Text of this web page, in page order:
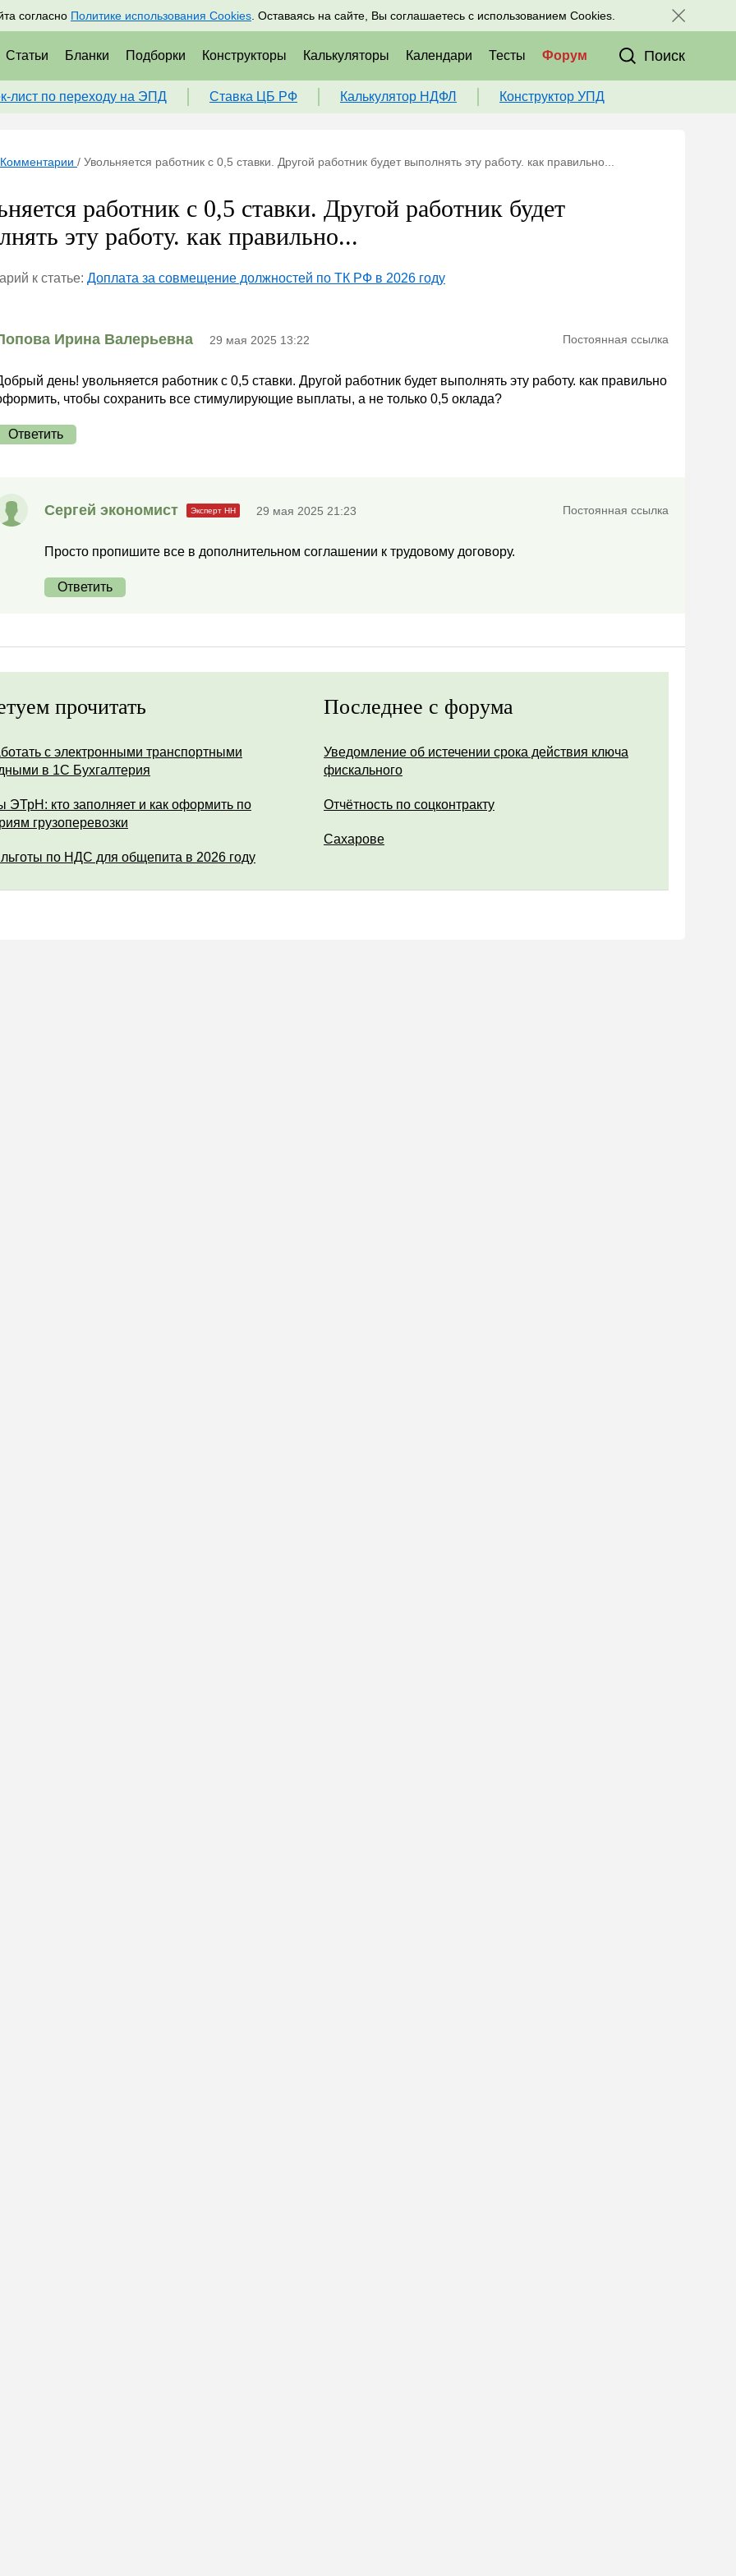
согласно Политике использования Cookies . Оставаясь на сайте, Вы соглашаетесь с использованием Cookies.
Подписаться Присоединяйтесь к нам в соц. сетях:
Статьи Бланки Подборки Конструкторы Калькуляторы Календари Тесты Форум Поиск
лист по переходу на ЭПД Ставка ЦБ РФ Калькулятор НДФЛ Конструктор УПД
Комментарии / Увольняется работник с 0,5 ставки. Другой работник будет выполнять эту работу. как правильно...
работник с 0,5 ставки. Другой работник будет
эту работу. как правильно...
к статье: Доплата за совмещение должностей по ТК РФ в 2026 году
Ирина Валерьевна 29 мая 2025 13:22 Постоянная ссылка
день! увольняется работник с 0,5 ставки. Другой работник будет выполнять эту работу. как правильно
чтобы сохранить все стимулирующие выплаты, а не только 0,5 оклада?
Ответить
Сергей экономист 29 мая 2025 21:23 Постоянная ссылка
Просто пропишите все в дополнительном соглашении к трудовому договору.
Ответить
прочитать
с электронными транспортными
в 1С Бухгалтерия
ЭТрН: кто заполняет и как оформить по
грузоперевозки
льготы по НДС для общепита в 2026 году
Последнее с форума
Уведомление об истечении срока действия ключа
фискального
Отчётность по соцконтракту
Сахарове